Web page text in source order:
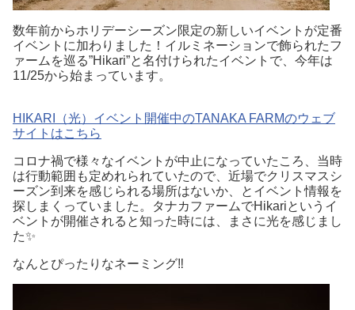
数年前からホリデーシーズン限定の新しいイベントが定番
イベントに加わりました！イルミネーションで飾られたフ
ァームを巡る”Hikari”と名付けられたイベントで、今年は
11/25から始まっています。
HIKARI（光）イベント開催中のTANAKA FARMのウェブ
サイトはこちら
コロナ禍で様々なイベントが中止になっていたころ、当時
は行動範囲も定めれられていたので、近場でクリスマスシ
ーズン到来を感じられる場所はないか、とイベント情報を
探しまくっていました。タナカファームでHikariというイ
ベントが開催されると知った時には、まさに光を感じまし
た✨
なんとぴったりなネーミング‼